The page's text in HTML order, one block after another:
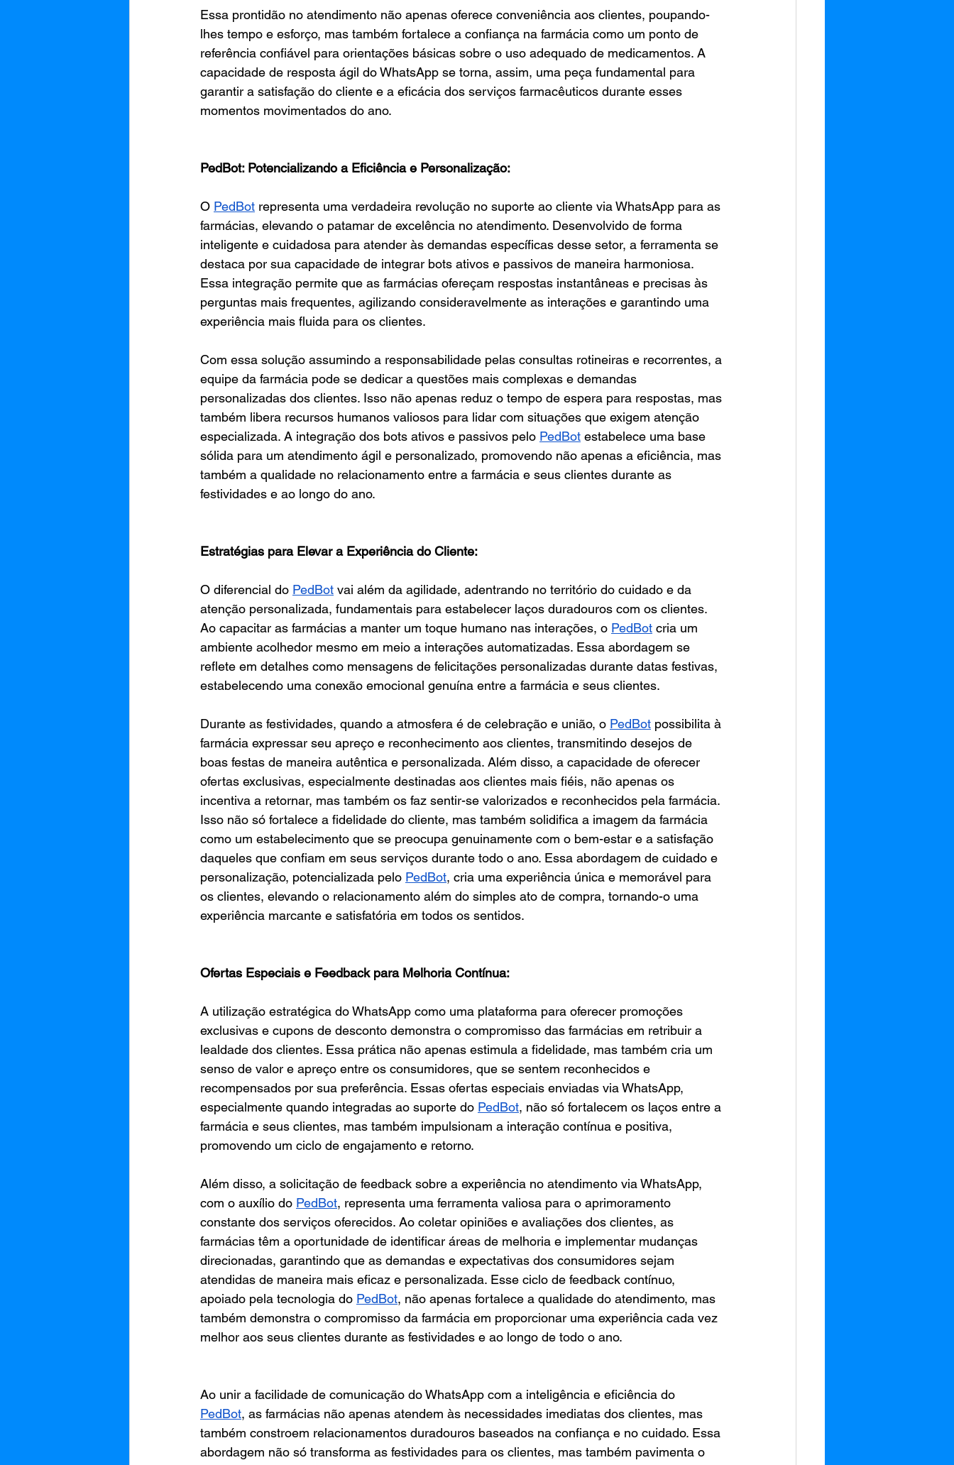
Essa prontidão no atendimento não apenas oferece conveniência aos clientes, poupando-
lhes tempo e esforço, mas também fortalece a confiança na farmácia como um ponto de
referência confiável para orientações básicas sobre o uso adequado de medicamentos. A
capacidade de resposta ágil do WhatsApp se torna, assim, uma peça fundamental para
garantir a satisfação do cliente e a eficácia dos serviços farmacêuticos durante esses
momentos movimentados do ano.
PedBot: Potencializando a Eficiência e Personalização:
O PedBot representa uma verdadeira revolução no suporte ao cliente via WhatsApp para as
farmácias, elevando o patamar de excelência no atendimento. Desenvolvido de forma
inteligente e cuidadosa para atender às demandas específicas desse setor, a ferramenta se
destaca por sua capacidade de integrar bots ativos e passivos de maneira harmoniosa.
Essa integração permite que as farmácias ofereçam respostas instantâneas e precisas às
perguntas mais frequentes, agilizando consideravelmente as interações e garantindo uma
experiência mais fluida para os clientes.
Com essa solução assumindo a responsabilidade pelas consultas rotineiras e recorrentes, a
equipe da farmácia pode se dedicar a questões mais complexas e demandas
personalizadas dos clientes. Isso não apenas reduz o tempo de espera para respostas, mas
também libera recursos humanos valiosos para lidar com situações que exigem atenção
especializada. A integração dos bots ativos e passivos pelo PedBot estabelece uma base
sólida para um atendimento ágil e personalizado, promovendo não apenas a eficiência, mas
também a qualidade no relacionamento entre a farmácia e seus clientes durante as
festividades e ao longo do ano.
Estratégias para Elevar a Experiência do Cliente:
O diferencial do PedBot vai além da agilidade, adentrando no território do cuidado e da
atenção personalizada, fundamentais para estabelecer laços duradouros com os clientes.
Ao capacitar as farmácias a manter um toque humano nas interações, o PedBot cria um
ambiente acolhedor mesmo em meio a interações automatizadas. Essa abordagem se
reflete em detalhes como mensagens de felicitações personalizadas durante datas festivas,
estabelecendo uma conexão emocional genuína entre a farmácia e seus clientes.
Durante as festividades, quando a atmosfera é de celebração e união, o PedBot possibilita à
farmácia expressar seu apreço e reconhecimento aos clientes, transmitindo desejos de
boas festas de maneira autêntica e personalizada. Além disso, a capacidade de oferecer
ofertas exclusivas, especialmente destinadas aos clientes mais fiéis, não apenas os
incentiva a retornar, mas também os faz sentir-se valorizados e reconhecidos pela farmácia.
Isso não só fortalece a fidelidade do cliente, mas também solidifica a imagem da farmácia
como um estabelecimento que se preocupa genuinamente com o bem-estar e a satisfação
daqueles que confiam em seus serviços durante todo o ano. Essa abordagem de cuidado e
personalização, potencializada pelo PedBot, cria uma experiência única e memorável para
os clientes, elevando o relacionamento além do simples ato de compra, tornando-o uma
experiência marcante e satisfatória em todos os sentidos.
Ofertas Especiais e Feedback para Melhoria Contínua:
A utilização estratégica do WhatsApp como uma plataforma para oferecer promoções
exclusivas e cupons de desconto demonstra o compromisso das farmácias em retribuir a
lealdade dos clientes. Essa prática não apenas estimula a fidelidade, mas também cria um
senso de valor e apreço entre os consumidores, que se sentem reconhecidos e
recompensados por sua preferência. Essas ofertas especiais enviadas via WhatsApp,
especialmente quando integradas ao suporte do PedBot, não só fortalecem os laços entre a
farmácia e seus clientes, mas também impulsionam a interação contínua e positiva,
promovendo um ciclo de engajamento e retorno.
Além disso, a solicitação de feedback sobre a experiência no atendimento via WhatsApp,
com o auxílio do PedBot, representa uma ferramenta valiosa para o aprimoramento
constante dos serviços oferecidos. Ao coletar opiniões e avaliações dos clientes, as
farmácias têm a oportunidade de identificar áreas de melhoria e implementar mudanças
direcionadas, garantindo que as demandas e expectativas dos consumidores sejam
atendidas de maneira mais eficaz e personalizada. Esse ciclo de feedback contínuo,
apoiado pela tecnologia do PedBot, não apenas fortalece a qualidade do atendimento, mas
também demonstra o compromisso da farmácia em proporcionar uma experiência cada vez
melhor aos seus clientes durante as festividades e ao longo de todo o ano.
Ao unir a facilidade de comunicação do WhatsApp com a inteligência e eficiência do
PedBot, as farmácias não apenas atendem às necessidades imediatas dos clientes, mas
também constroem relacionamentos duradouros baseados na confiança e no cuidado. Essa
abordagem não só transforma as festividades para os clientes, mas também pavimenta o